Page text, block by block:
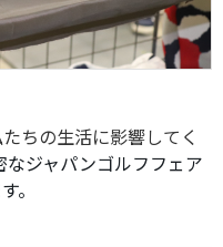
ちの生活に影響してく
なジャパンゴルフフェア
。